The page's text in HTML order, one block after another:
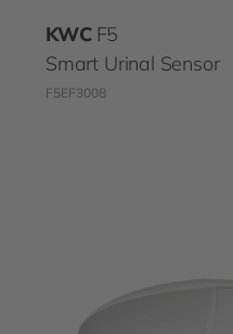
KWC F5
Smart Urinal Sensor
F5EF3008